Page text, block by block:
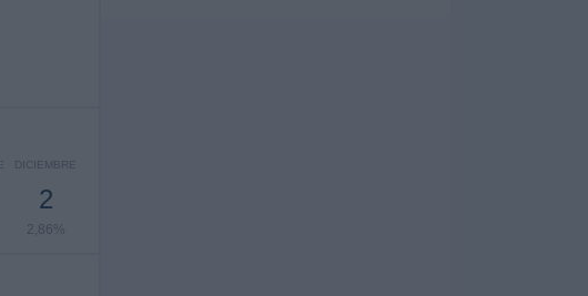
DICIEMBRE
2
2,86%